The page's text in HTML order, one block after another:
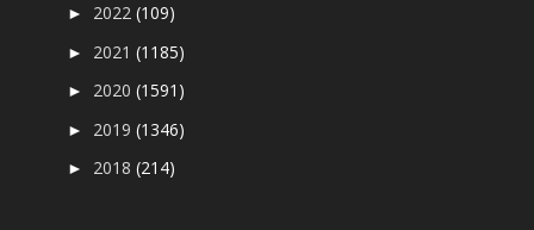
► 2022(109)
► 2021(1185)
► 2020(1591)
► 2019(1346)
► 2018(214)